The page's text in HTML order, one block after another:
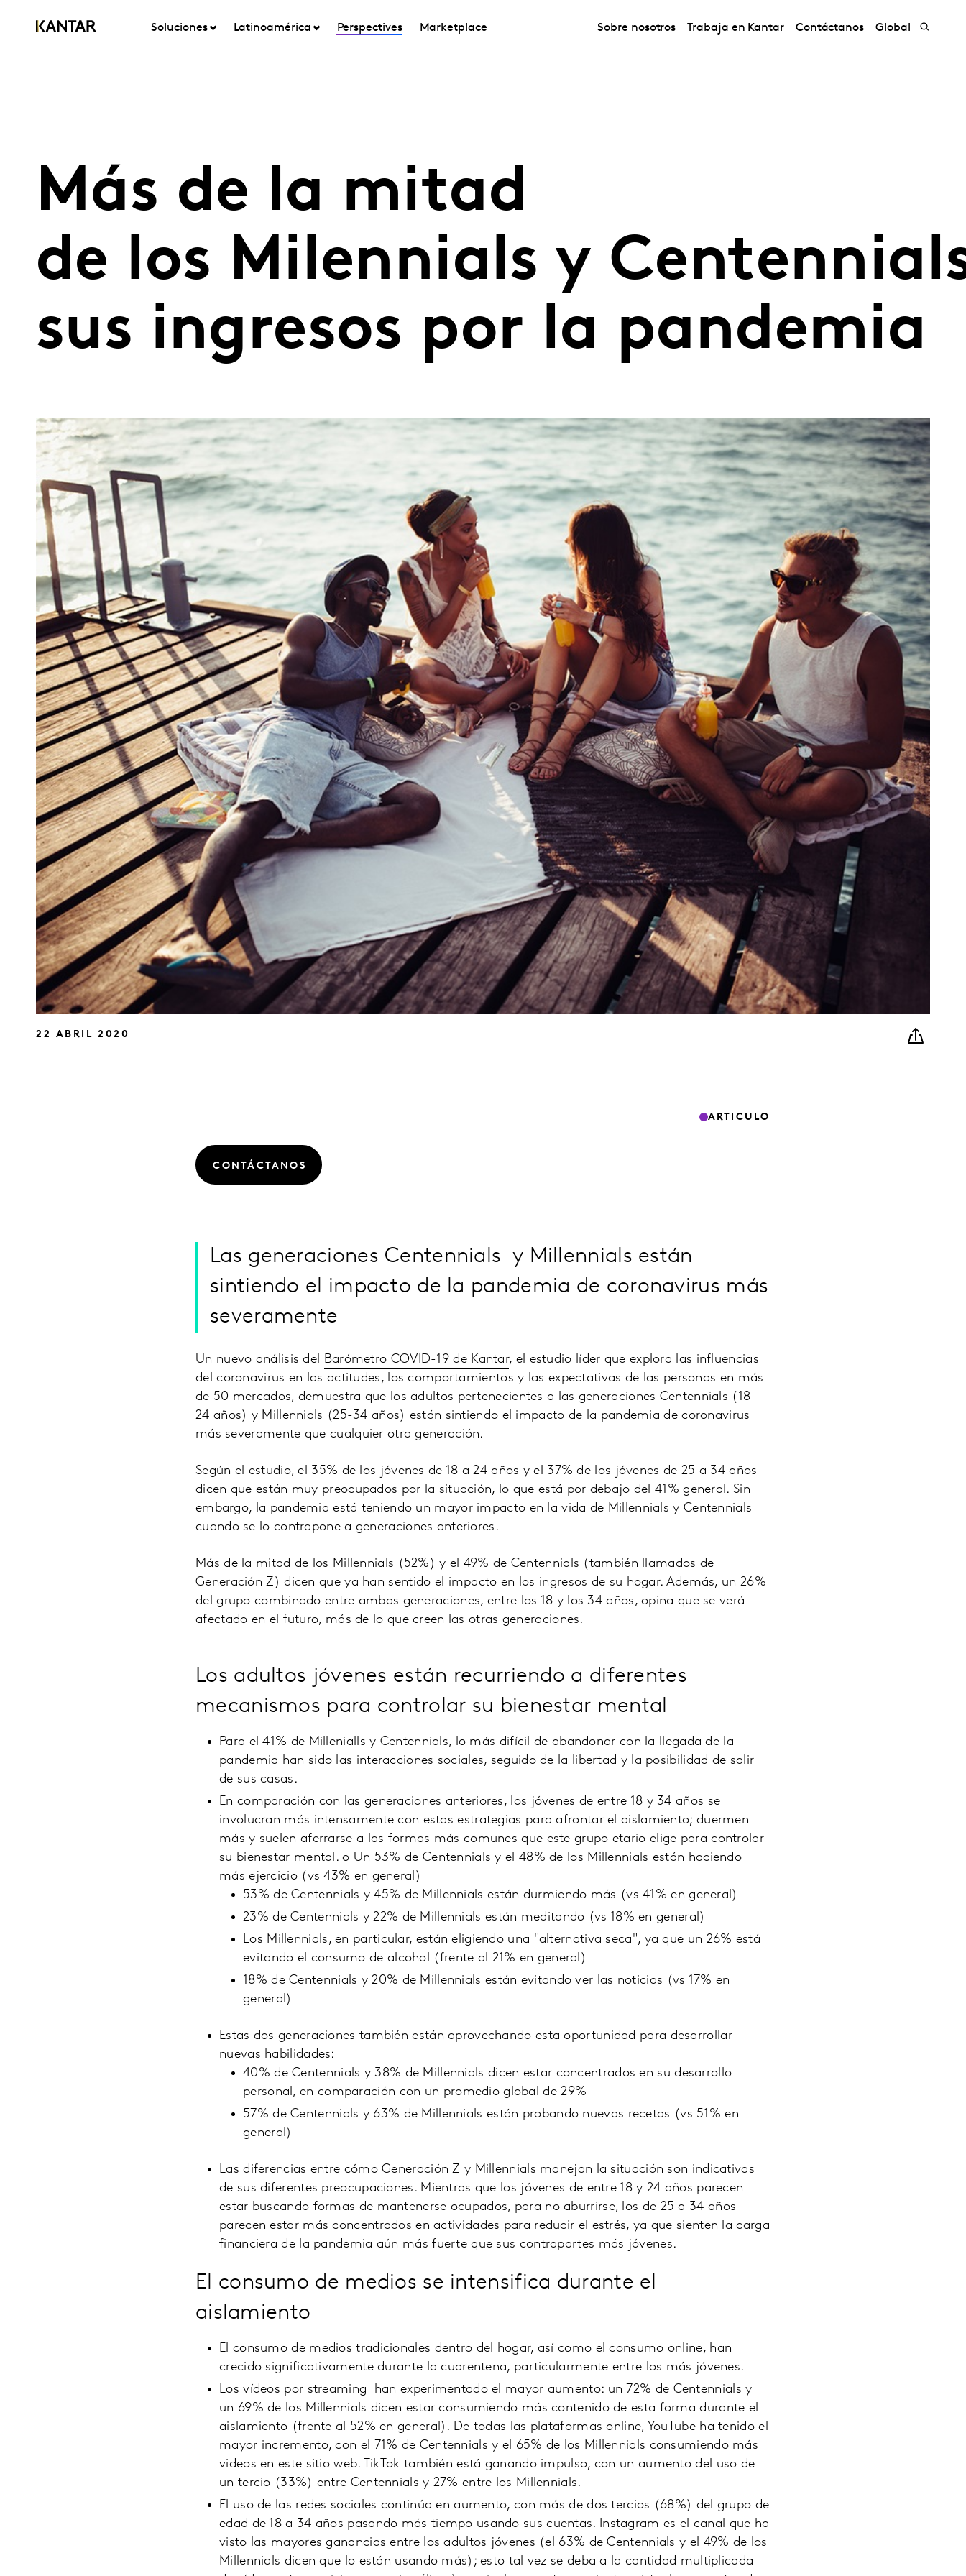
Soluciones Latinoamérica Perspectives Marketplace Sobre nosotros Trabaja en Kantar Contáctanos Global
Más de la mitad
de los Milennials y
sus ingresos por la pandemia
22 ABRIL 2020
ARTICULO
CONTÁCTANOS
Las generaciones Centennials y Millennials están
sintiendo el impacto de la pandemia de coronavirus más
severamente
Un nuevo análisis del Barómetro COVID-19 de Kantar, el estudio líder que explora las influencias
del coronavirus en las actitudes, los comportamientos y las expectativas de las personas en más
de 50 mercados, demuestra que los adultos pertenecientes a las generaciones Centennials (18-
24 años) y Millennials (25-34 años) están sintiendo el impacto de la pandemia de coronavirus
más severamente que cualquier otra generación.
Según el estudio, el 35% de los jóvenes de 18 a 24 años y el 37% de los jóvenes de 25 a 34 años
dicen que están muy preocupados por la situación, lo que está por debajo del 41% general. Sin
embargo, la pandemia está teniendo un mayor impacto en la vida de Millennials y Centennials
cuando se lo contrapone a generaciones anteriores.
Más de la mitad de los Millennials (52%) y el 49% de Centennials (también llamados de
Generación Z) dicen que ya han sentido el impacto en los ingresos de su hogar. Además, un 26%
del grupo combinado entre ambas generaciones, entre los 18 y los 34 años, opina que se verá
afectado en el futuro, más de lo que creen las otras generaciones.
Los adultos jóvenes están recurriendo a diferentes
mecanismos para controlar su bienestar mental
Para el 41% de Millenialls y Centennials, lo más difícil de abandonar con la llegada de la
pandemia han sido las interacciones sociales, seguido de la libertad y la posibilidad de salir
de sus casas.
En comparación con las generaciones anteriores, los jóvenes de entre 18 y 34 años se
involucran más intensamente con estas estrategias para afrontar el aislamiento; duermen
más y suelen aferrarse a las formas más comunes que este grupo etario elige para controlar
su bienestar mental. o Un 53% de Centennials y el 48% de los Millennials están haciendo
más ejercicio (vs 43% en general)
53% de Centennials y 45% de Millennials están durmiendo más (vs 41% en general)
23% de Centennials y 22% de Millennials están meditando (vs 18% en general)
Los Millennials, en particular, están eligiendo una "alternativa seca", ya que un 26% está
evitando el consumo de alcohol (frente al 21% en general)
18% de Centennials y 20% de Millennials están evitando ver las noticias (vs 17% en
general)
Estas dos generaciones también están aprovechando esta oportunidad para desarrollar
nuevas habilidades:
40% de Centennials y 38% de Millennials dicen estar concentrados en su desarrollo
personal, en comparación con un promedio global de 29%
57% de Centennials y 63% de Millennials están probando nuevas recetas (vs 51% en
general)
Las diferencias entre cómo Generación Z y Millennials manejan la situación son indicativas
de sus diferentes preocupaciones. Mientras que los jóvenes de entre 18 y 24 años parecen
estar buscando formas de mantenerse ocupados, para no aburrirse, los de 25 a 34 años
parecen estar más concentrados en actividades para reducir el estrés, ya que sienten la carga
financiera de la pandemia aún más fuerte que sus contrapartes más jóvenes.
El consumo de medios se intensifica durante el
aislamiento
El consumo de medios tradicionales dentro del hogar, así como el consumo online, han
crecido significativamente durante la cuarentena, particularmente entre los más jóvenes.
Los vídeos por streaming han experimentado el mayor aumento: un 72% de Centennials y
un 69% de los Millennials dicen estar consumiendo más contenido de esta forma durante el
aislamiento (frente al 52% en general). De todas las plataformas online, YouTube ha tenido el
mayor incremento, con el 71% de Centennials y el 65% de los Millennials consumiendo más
videos en este sitio web. TikTok también está ganando impulso, con un aumento del uso de
un tercio (33%) entre Centennials y 27% entre los Millennials.
El uso de las redes sociales continúa en aumento, con más de dos tercios (68%) del grupo de
edad de 18 a 34 años pasando más tiempo usando sus cuentas. Instagram es el canal que ha
visto las mayores ganancias entre los adultos jóvenes (el 63% de Centennials y el 49% de los
Millennials dicen que lo están usando más); esto tal vez se deba a la cantidad multiplicada